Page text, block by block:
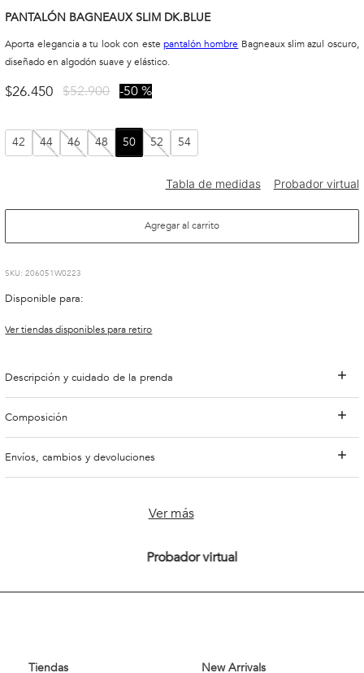
PANTALÓN BAGNEAUX SLIM DK.BLUE
Aporta elegancia a tu look con este pantalón hombre Bagneaux slim azul oscuro,
diseñado en algodón suave y elástico.
$26.450 $52.900 50 %
42 44 46 48 50 52 54
Agregar al carrito
:206051W0223
Disponible para:
Ver tiendas disponibles para retiro
Descripción y cuidado de la prenda
Composición
Envíos, cambios y devoluciones
ESSENTIAL
Pantalón Bagneaux Regular Fit
Marine
Ver más